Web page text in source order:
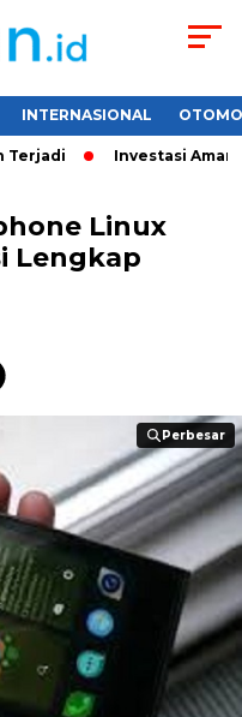
INTERNASIONAL
Investasi Aman
Linux
Lengkap
Perbesar
Perbesar